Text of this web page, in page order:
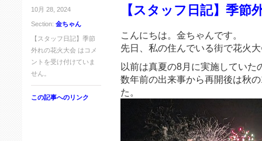
10月 28, 2024
Section: 金ちゃん
【スタッフ日記】季節
外れの花火大会 は コメ
ントを受け付けていま
せん。
この記事へのリンク
【スタッフ日記】季節
こんにちは。金ちゃんです。
先日、私の住んでいる街で花火
以前は真夏の8月に実施していた
数年前の出来事から再開後は秋
た。